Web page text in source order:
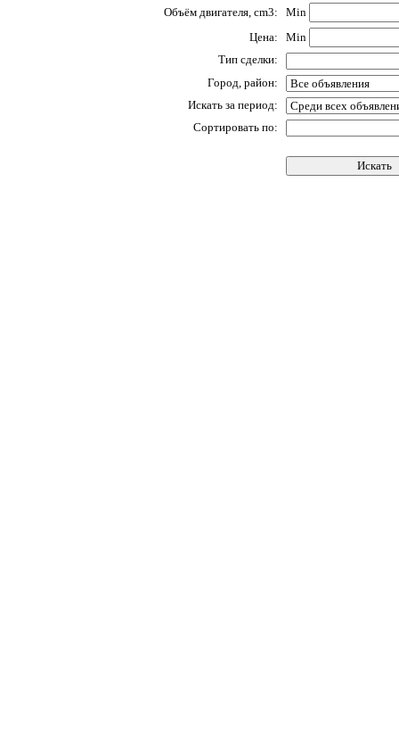
Объём двигателя, cm3:
Min
Цена:
Min
Тип сделки:
Город, район:
Искать за период:
Сортировать по: